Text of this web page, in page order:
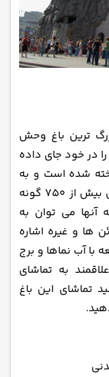
ترین باغ وحش
در خود جای داده
باغ وحش در سال 1997 ساخته شده است و به
بزرگی 21 هکتار است. در این باغ وحش بیش از 750 گونه
آنها می‌ توان به
ها و غیره اشاره
آب نماها و برج‌
به تماشای
تماشای این باغ